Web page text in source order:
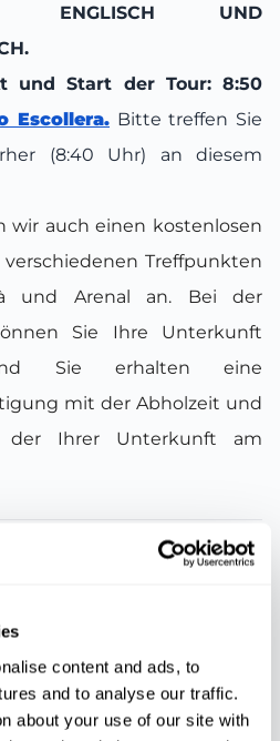
content and ads, to
and to analyse our traffic.
about your use of our site with
ENGLISCH UND
und Start der Tour: 8:50
Escollera. Bitte treffen Sie
(8:40 Uhr) an diesem
wir auch einen kostenlosen
Treffpunkten
und Arenal an. Bei der
Sie Ihre Unterkunft
Sie erhalten eine
mit der Abholzeit und
der Ihrer Unterkunft am